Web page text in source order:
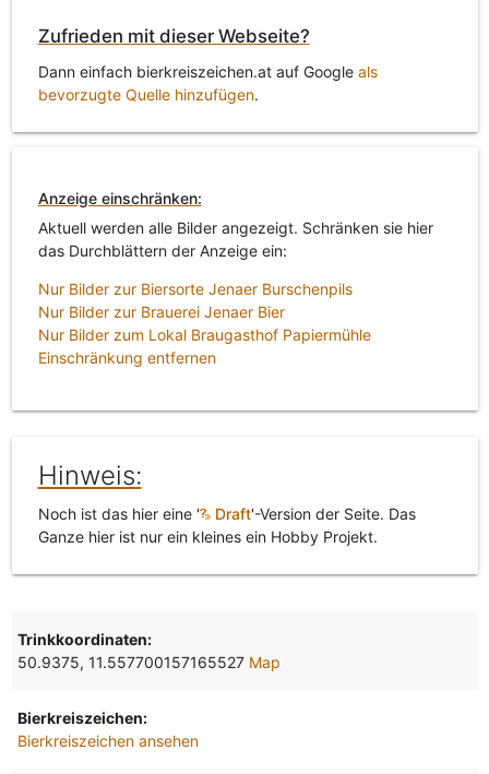
Zufrieden mit dieser Webseite?
Dann einfach bierkreiszeichen.at auf Google als
bevorzugte Quelle hinzufügen.
Anzeige einschränken:
Aktuell werden alle Bilder angezeigt. Schränken sie hier
das Durchblättern der Anzeige ein:
Nur Bilder zur Biersorte Jenaer Burschenpils
Nur Bilder zur Brauerei Jenaer Bier
Nur Bilder zum Lokal Braugasthof Papiermühle
Einschränkung entfernen
Hinweis:
Noch ist das hier eine ' Draft'-Version der Seite. Das
Ganze hier ist nur ein kleines ein Hobby Projekt.
Trinkkoordinaten:
50.9375, 11.557700157165527 Map
Bierkreiszeichen:
Bierkreiszeichen ansehen